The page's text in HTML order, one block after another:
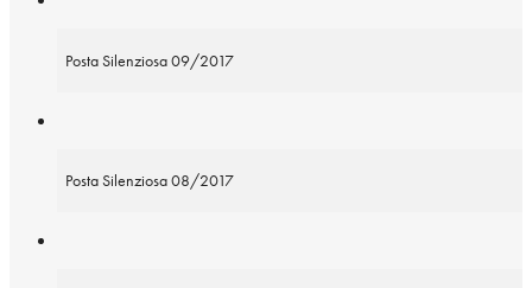
Posta Silenziosa 09/2017
Posta Silenziosa 08/2017